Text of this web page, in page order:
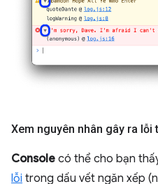
Xem nguyên nhân gây ra lỗi
Console có thể cho bạn
lỗi trong dấu vết ngăn xếp